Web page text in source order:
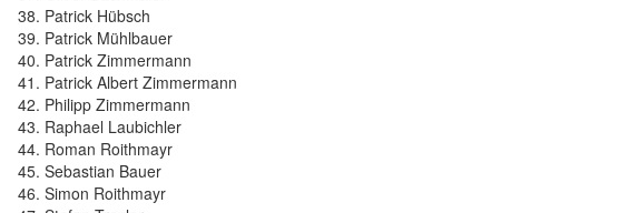
Patrick Hübsch
Patrick Mühlbauer
Patrick Zimmermann
Patrick Albert Zimmermann
Philipp Zimmermann
Raphael Laubichler
Roman Roithmayr
Sebastian Bauer
Simon Roithmayr